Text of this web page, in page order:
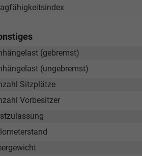
(gebremst)
(ungebremst)
Sitzplätze
Vorbesitzer